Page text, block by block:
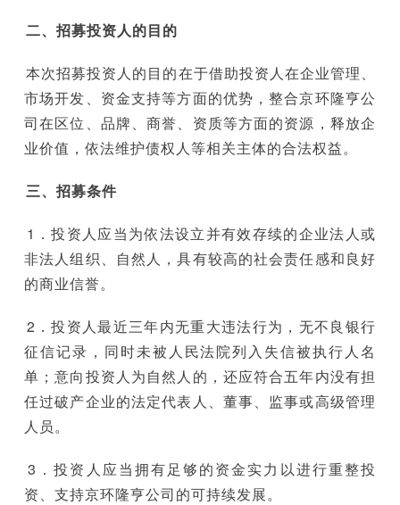
二、招募投资人的目的
次招募投资人的目的在于借助投资人在企业管理、
市场开发、资金支持等方面的优势，整合京环隆亨公
司在区位、品牌、商誉、资质等方面的资源，释放企
业价值，依法维护债权人等相关主体的合法权益。
三、招募条件
．投资人应当为依法设立并有效存续的企业法人或
非法人组织、自然人，具有较高的社会责任感和良好
的商业信誉。
．投资人最近三年内无重大违法行为，无不良银行
征信记录，同时未被人民法院列入失信被执行人名
单；意向投资人为自然人的，还应符合五年内没有担
任过破产企业的法定代表人、董事、监事或高级管理
人员。
．投资人应当拥有足够的资金实力以进行重整投
资、支持京环隆亨公司的可持续发展。